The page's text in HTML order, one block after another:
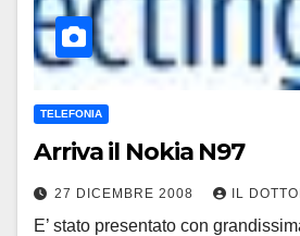
TELEFONIA
Arriva il Nokia N97
27 DICEMBRE 2008 IL
E’ stato presentato con